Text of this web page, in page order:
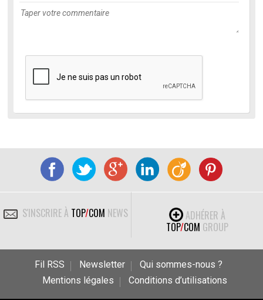
S'INSCRIRE À TOP/COM NEWS
ADHÉRER À
TOP/COM GROUP
Fil RSS Newsletter
Qui sommes-nous ?
Mentions légales
Conditions d’utilisations